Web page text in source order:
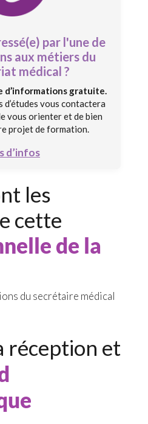
par l'une de
aux métiers du
médical ?
d’informations gratuite.
d’études vous contactera
vous orienter et de bien
projet de formation.
d’infos
les
cette
de la
du secrétaire médical
réception et